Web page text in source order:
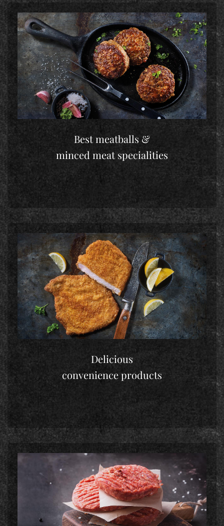
Best meatballs &
minced meat specialities
Delicious
convenience products